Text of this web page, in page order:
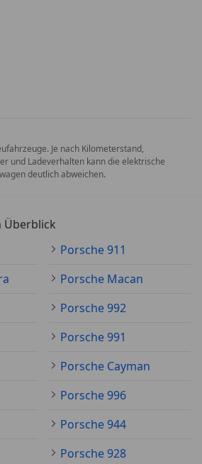
Je nach Kilometerstand,
und Ladeverhalten kann die elektrische
deutlich abweichen.
Überblick
Porsche 911
Porsche Macan
Porsche 992
Porsche 991
Porsche Cayman
Porsche 996
Porsche 944
Porsche 928